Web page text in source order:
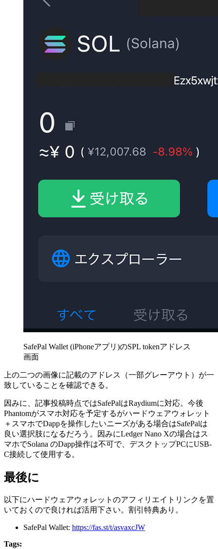
SafePal Wallet (iPhoneアプリ)のSPL tokenアドレス
画面
上の二つの画像に記載のアドレス（一部グレーアウト）が一
致していることを確認できる。
因みに、記事投稿時点ではSafePalはRaydiumに対応。今後
Phantomがスマホ対応を予定するがハードウェアウォレット
＋スマホでDappを操作したいニーズがある場合はSafePalは
良い選択肢になるだろう。因みにLedger Nano Xの場合はス
マホでSolana のDapp操作は不可で、デスクトップPCにUSB-
C接続して使用する。
最後に
以下にハードウェアウォレットのアフィリエイトリンクを置
いておくので良ければ活用下さい。割引特典あり。
SafePal Wallet: https://fas.st/t/asvaxcJW
Tags: